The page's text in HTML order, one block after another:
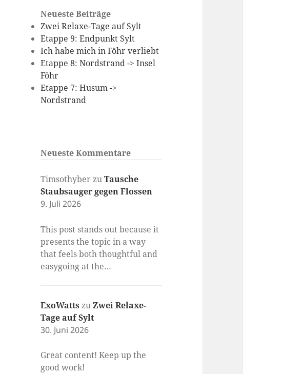
Neueste Beiträge
Zwei Relaxe-Tage auf Sylt
Etappe 9: Endpunkt Sylt
Ich habe mich in Föhr verliebt
Etappe 8: Nordstrand -> Insel
Föhr
Etappe 7: Husum ->
Nordstrand
Neueste Kommentare
Timsothyber zuTausche
Staubsauger gegen Flossen
9. Juli 2026
This post stands out because it
presents the topic in a way
that feels both thoughtful and
easygoing at the…
ExoWatts zuZwei Relaxe-
Tage auf Sylt
30. Juni 2026
Great content! Keep up the
good work!